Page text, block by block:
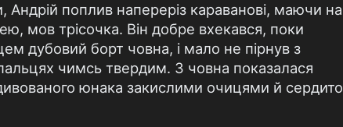
Андрiй поплив наперерiз каравановi, маючи на
мов трiсочка. Вiн добре вхекався, поки
дубовий борт човна, i мало не пiрнув з
чимсь твердим. З човна показалася
юнака закислими очицями й сердито